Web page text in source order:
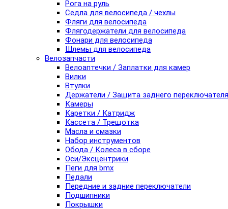
Рога на руль
Седла для велосипеда / чехлы
Фляги для велосипеда
Флягодержатели для велосипеда
Фонари для велосипеда
Шлемы для велосипеда
Велозапчасти
Велоаптечки / Заплатки для камер
Вилки
Втулки
Держатели / Защита заднего переключателя
Камеры
Каретки / Катридж
Кассета / Трещотка
Масла и смазки
Набор инструментов
Обода / Колеса в сборе
Оси/Эксцентрики
Пеги для bmx
Педали
Передние и задние переключатели
Подшипники
Покрышки